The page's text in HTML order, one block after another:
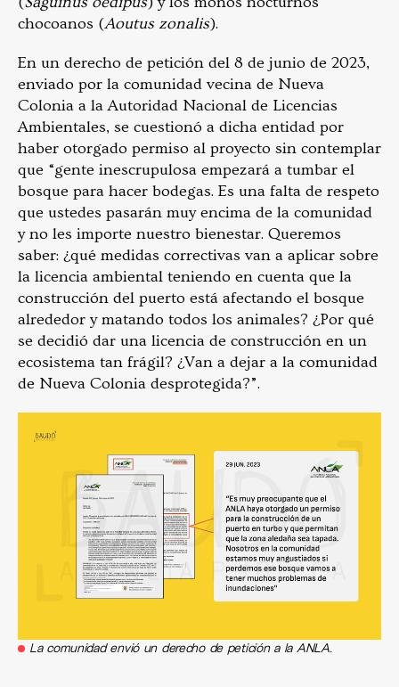
chocoanos (Aoutus zonalis).
En un derecho de petición del 8 de junio de 2023,
enviado por la comunidad vecina de Nueva
Colonia a la Autoridad Nacional de Licencias
Ambientales, se cuestionó a dicha entidad por
haber otorgado permiso al proyecto sin contemplar
que “gente inescrupulosa empezará a tumbar el
bosque para hacer bodegas. Es una falta de respeto
que ustedes pasarán muy encima de la comunidad
y no les importe nuestro bienestar. Queremos
saber: ¿qué medidas correctivas van a aplicar sobre
la licencia ambiental teniendo en cuenta que la
construcción del puerto está afectando el bosque
alrededor y matando todos los animales? ¿Por qué
se decidió dar una licencia de construcción en un
ecosistema tan frágil? ¿Van a dejar a la comunidad
de Nueva Colonia desprotegida?”.
La comunidad envió un derecho de petición a la ANLA.